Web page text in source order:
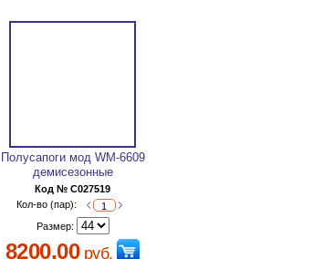
Полусапоги мод WM-6609
демисезонные
Код № C027519
Кол-во (пар):
Размер:
8200.00руб.